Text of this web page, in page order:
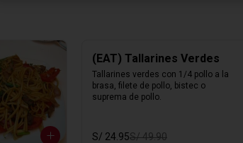
(EAT) Tallarines Verdes
Tallarines verdes con 1/4 pollo a la
brasa, filete de pollo, bistec o
suprema de pollo.
S/ 24.95S/ 49.90